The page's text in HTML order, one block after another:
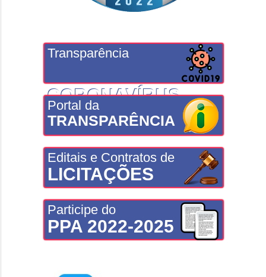
Transparência
CORONAVÍRUS
Portal da
TRANSPARÊNCIA
Editais e Contratos de
LICITAÇÕES
Participe do
PPA 2022-2025